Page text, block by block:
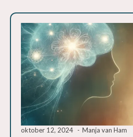
oktober 12, 2024 Manja van Ham